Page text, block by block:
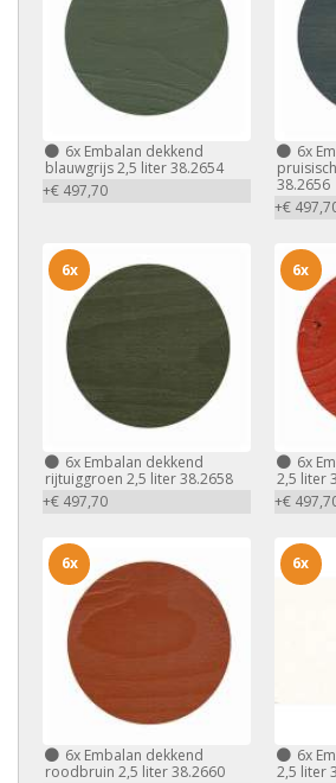
6x Embalan dekkend
blauwgrijs 2,5 liter 38.2654
+€ 497,70
6x
38.2656
+€
6x Embalan dekkend
rijtuiggroen 2,5 liter 38.2658
+€ 497,70
6x
6x
2,5 liter
+€
6x
6x Embalan dekkend
roodbruin 2,5 liter 38.2660
6x
6x
2,5 liter
6x